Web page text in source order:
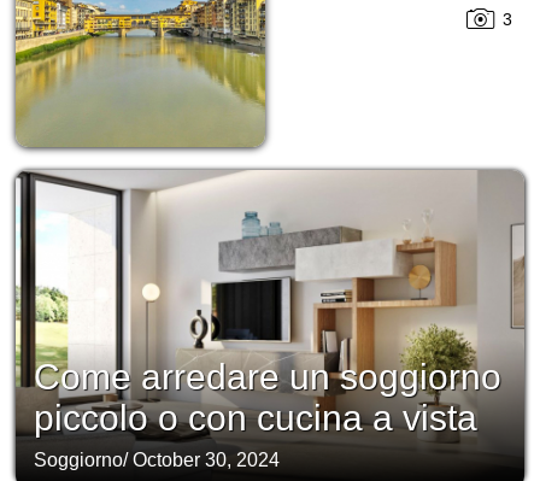
3
Come arredare un soggiorno
piccolo o con cucina a vista
Soggiorno/October 30, 2024